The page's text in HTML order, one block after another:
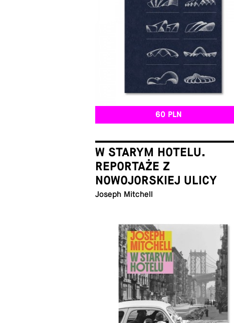
60 PLN
W STARYM HOTELU.
REPORTAŻE Z
NOWOJORSKIEJ ULICY
Joseph Mitchell